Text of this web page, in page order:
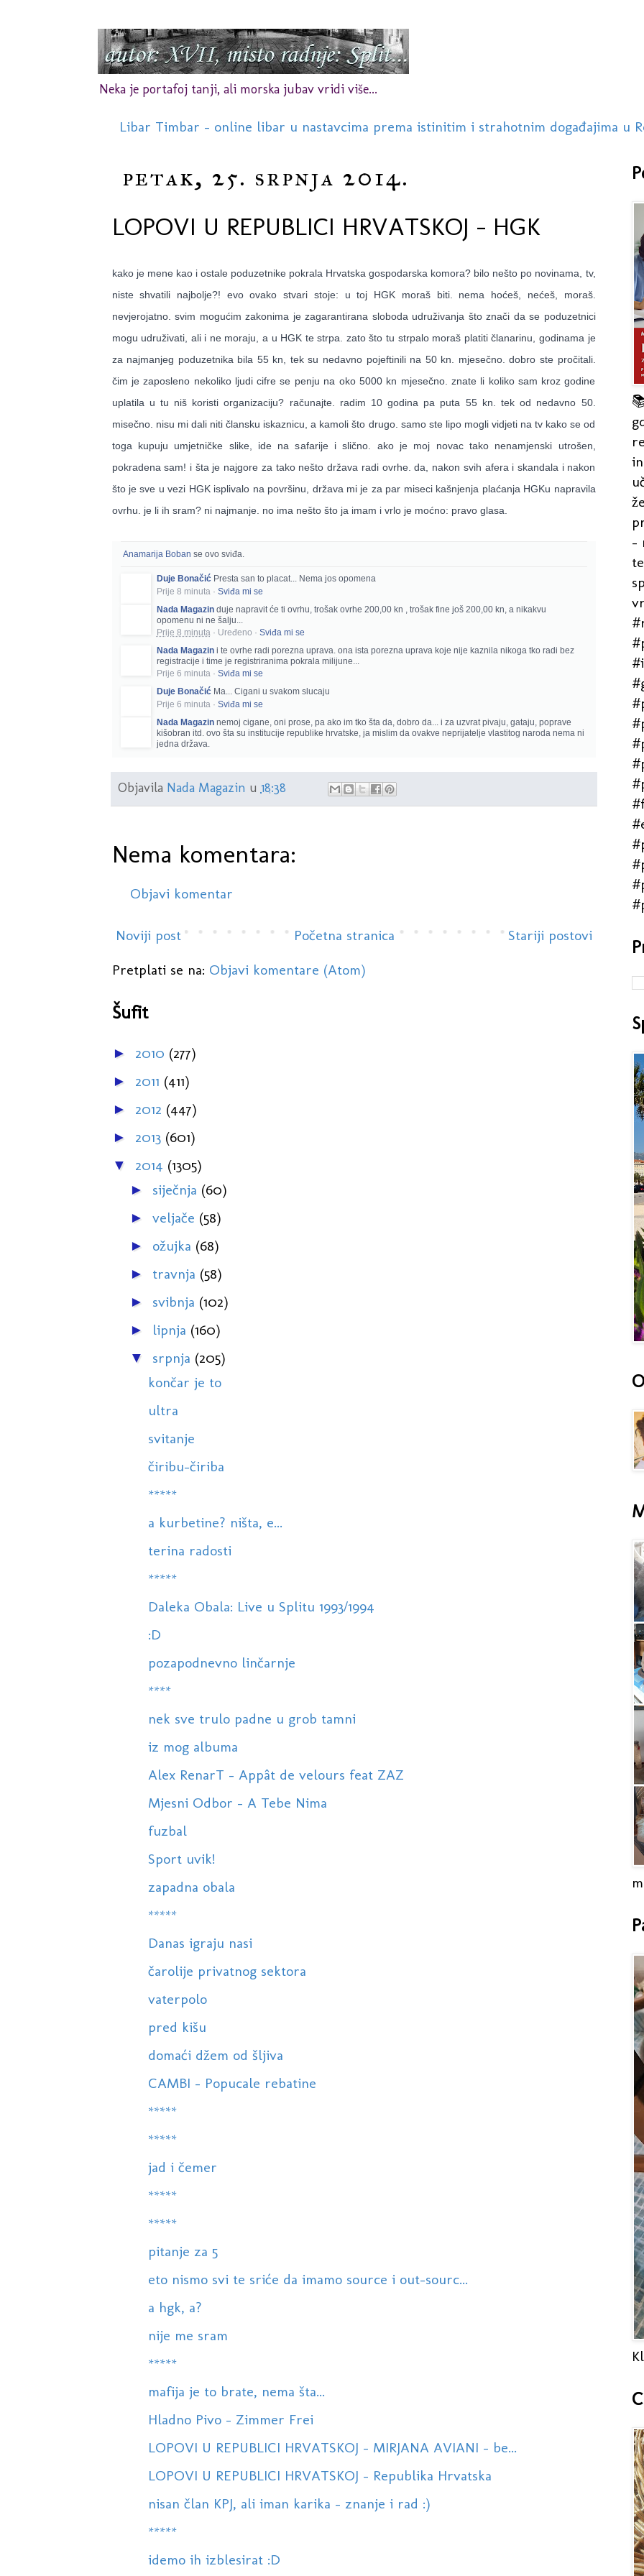
Neka je portafoj tanji, ali morska jubav vridi više...
Libar Timbar - online libar u nastavcima prema istinitim i strahotnim događajima u
petak, 25. srpnja 2014.
LOPOVI U REPUBLICI HRVATSKOJ - HGK
kako je mene kao i ostale poduzetnike pokrala Hrvatska gospodarska komora? bilo nešto po novinama, tv,
niste shvatili najbolje?! evo ovako stvari stoje: u toj HGK moraš biti. nema hoćeš, nećeš, moraš.
nevjerojatno. svim mogućim zakonima je zagarantirana sloboda udruživanja što znači da se poduzetnici
mogu udruživati, ali i ne moraju, a u HGK te strpa. zato što tu strpalo moraš platiti članarinu, godinama je
za najmanjeg poduzetnika bila 55 kn, tek su nedavno pojeftinili na 50 kn. mjesečno. dobro ste pročitali.
čim je zaposleno nekoliko ljudi cifre se penju na oko 5000 kn mjesečno. znate li koliko sam kroz godine
uplatila u tu niš koristi organizaciju? računajte. radim 10 godina pa puta 55 kn. tek od nedavno 50.
misečno. nisu mi dali niti člansku iskaznicu, a kamoli što drugo. samo ste lipo mogli vidjeti na tv kako se od
toga kupuju umjetničke slike, ide na safarije i slično. ako je moj novac tako nenamjenski utrošen,
pokradena sam! i šta je najgore za tako nešto država radi ovrhe. da, nakon svih afera i skandala i nakon
što je sve u vezi HGK isplivalo na površinu, država mi je za par miseci kašnjenja plaćanja HGKu napravila
ovrhu. je li ih sram? ni najmanje. no ima nešto što ja imam i vrlo je moćno: pravo glasa.
Anamarija Boban se ovo sviđa.
Duje Bonačić Presta san to placat... Nema jos opomena
Prije 8 minuta· Sviđa mi se
Nada Magazin duje napravit će ti ovrhu, trošak ovrhe 200,00 kn , trošak fine još 200,00 kn, a nikakvu
opomenu ni ne šalju...
Prije 8 minuta· Uređeno · Sviđa mi se
Nada Magazin i te ovrhe radi porezna uprava. ona ista porezna uprava koje nije kaznila nikoga tko radi bez
registracije i time je registriranima pokrala milijune...
Prije 6 minuta· Sviđa mi se
Duje Bonačić Ma... Cigani u svakom slucaju
Prije 6 minuta· Sviđa mi se
Nada Magazin nemoj cigane, oni prose, pa ako im tko šta da, dobro da... i za uzvrat pivaju, gataju, poprave
kišobran itd. ovo šta su institucije republike hrvatske, ja mislim da ovakve neprijatelje vlastitog naroda nema ni
jedna država.
Objavila Nada Magazin u 18:38
Nema komentara:
Objavi komentar
Noviji post Stariji postovi
Početna stranica
Pretplati se na: Objavi komentare (Atom)
Šufit
► 2010 (277)
► 2011 (411)
► 2012 (447)
► 2013 (601)
▼ 2014 (1305)
► siječnja (60)
► veljače (58)
► ožujka (68)
► travnja (58)
► svibnja (102)
► lipnja (160)
▼ srpnja (205)
končar je to
ultra
svitanje
čiribu-čiriba
*****
a kurbetine? ništa, e...
terina radosti
*****
Daleka Obala: Live u Splitu 1993/1994
:D
pozapodnevno linčarnje
****
nek sve trulo padne u grob tamni
iz mog albuma
Alex RenarT - Appât de velours feat ZAZ
Mjesni Odbor - A Tebe Nima
fuzbal
Sport uvik!
zapadna obala
*****
Danas igraju nasi
čarolije privatnog sektora
vaterpolo
pred kišu
domaći džem od šljiva
CAMBI - Popucale rebatine
*****
*****
jad i čemer
*****
*****
pitanje za 5
eto nismo svi te sriće da imamo source i out-sourc...
a hgk, a?
nije me sram
*****
mafija je to brate, nema šta...
Hladno Pivo - Zimmer Frei
LOPOVI U REPUBLICI HRVATSKOJ - MIRJANA AVIANI - be...
LOPOVI U REPUBLICI HRVATSKOJ - Republika Hrvatska
nisan član KPJ, ali iman karika - znanje i rad :)
*****
idemo ih izblesirat :D
-